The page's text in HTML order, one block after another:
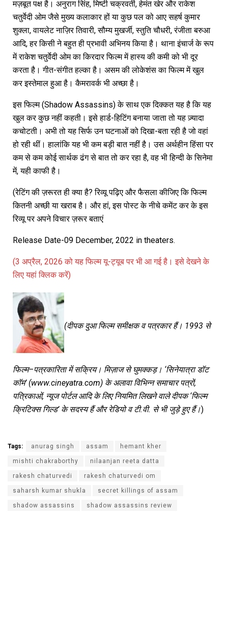
मज़बूत पक्ष है। अनुराग सिंह, मिष्टी चक्रवर्ती, हेमंत खेर और राकेश
चतुर्वेदी ओम जैसे मुख्य कलाकार हों या कुछ पल को आए सहर्ष कुमार
शुक्ला, वायलेट नाज़िर तिवारी, सौम्य मुखर्जी, स्तुति चौधरी, रंजीता बरुआ
आदि, हर किसी ने बहुत ही प्रभावी अभिनय किया है। थाना इंचार्ज के रूप
में राकेश चतुर्वेदी ओम का किरदार फिल्म में हास्य की कमी को भी दूर
करता है। गीत-संगीत हल्का है। असम की लोकेशंस का फिल्म में खुल
कर इस्तेमाल हुआ है। कैमरावर्क भी अच्छा है।
इस फिल्म (Shadow Assassins) के साथ एक दिक्कत यह है कि यह
खुल कर कुछ नहीं कहती। इसे हार्ड-हिटिंग बनाया जाता तो यह ज़्यादा
कचोटती। अभी तो यह सिर्फ उन घटनाओं को दिखा-बता रही है जो वहां
हो रही थीं। हालांकि यह भी कम बड़ी बात नहीं है। उस अर्थहीन हिंसा पर
कम से कम कोई सार्थक ढंग से बात तो कर रहा है, वह भी हिन्दी के सिनेमा
में, यही काफी है।
(रेटिंग की ज़रूरत ही क्या है? रिव्यू पढ़िए और फैसला कीजिए कि फिल्म
कितनी अच्छी या खराब है। और हां, इस पोस्ट के नीचे कमेंट कर के इस
रिव्यू पर अपने विचार ज़रूर बताएं
Release Date-09 December, 2022 in theaters.
(3 अप्रैल, 2026 को यह फिल्म यू-ट्यूब पर भी आ गई है। इसे देखने के
लिए यहां क्लिक करें)
(दीपक दुआ फिल्म समीक्षक व पत्रकार हैं। 1993 से
फिल्म–पत्रकारिता में सक्रिय। मिज़ाज से घुमक्कड़। ‘सिनेयात्रा डॉट
कॉम’ (www.cineyatra.com) के अलावा विभिन्न समाचार पत्रों,
पत्रिकाओं, न्यूज पोर्टल आदि के लिए नियमित लिखने वाले दीपक‘फिल्म
क्रिटिक्स गिल्ड’ के सदस्य हैं और रेडियो व टी.वी. से भी जुड़े हुए हैं।)
Tags: anurag singh assam hemant kher
mishti chakraborthy nilaanjan reeta datta
rakesh chaturvedi rakesh chaturvedi om
saharsh kumar shukla secret killings of assam
shadow assassins shadow assassins review